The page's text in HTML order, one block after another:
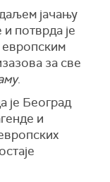
јачању
потврда је
европским
за све
.
је Београд
и